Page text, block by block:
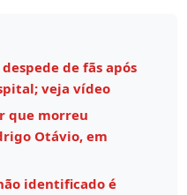
de fãs após
veja vídeo
que morreu
Otávio, em
identificado é